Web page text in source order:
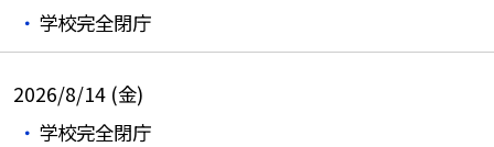
学校完全閉庁
2026/8/14 (金)
学校完全閉庁